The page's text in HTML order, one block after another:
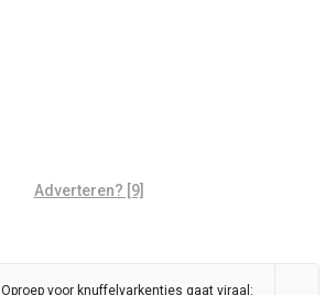
Adverteren? [9]
Oproep voor knuffelvarkentjes gaat viraal: